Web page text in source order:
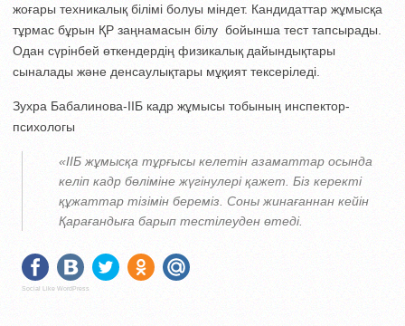
жоғары техникалық білімі болуы міндет. Кандидаттар жұмысқа
тұрмас бұрын ҚР заңнамасын білу бойынша тест тапсырады.
Одан сүрінбей өткендердің физикалық дайындықтары
сыналады және денсаулықтары мұқият тексеріледі.
Зухра Бабалинова-ІІБ кадр жұмысы тобының инспектор-
психологы
«ІІБ жұмысқа тұрғысы келетін азаматтар осында
келіп кадр бөліміне жүгінулері қажет. Біз керекті
құжаттар тізімін береміз. Соны жинағаннан кейін
Қарағандыға барып тестілеуден өтеді.
Social Like WordPress